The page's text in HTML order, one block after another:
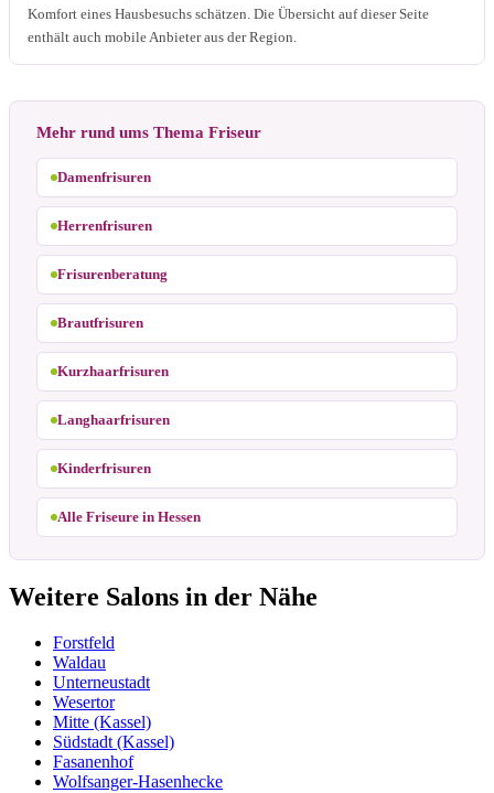
Komfort eines Hausbesuchs schätzen. Die Übersicht auf dieser Seite
enthält auch mobile Anbieter aus der Region.
Mehr rund ums Thema Friseur
Damenfrisuren
Herrenfrisuren
Frisurenberatung
Brautfrisuren
Kurzhaarfrisuren
Langhaarfrisuren
Kinderfrisuren
Alle Friseure in Hessen
Weitere Salons in der Nähe
Forstfeld
Waldau
Unterneustadt
Wesertor
Mitte (Kassel)
Südstadt (Kassel)
Fasanenhof
Wolfsanger-Hasenhecke